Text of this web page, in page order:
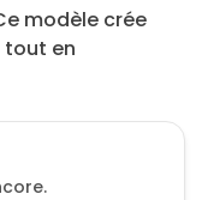
modèle crée
tout en